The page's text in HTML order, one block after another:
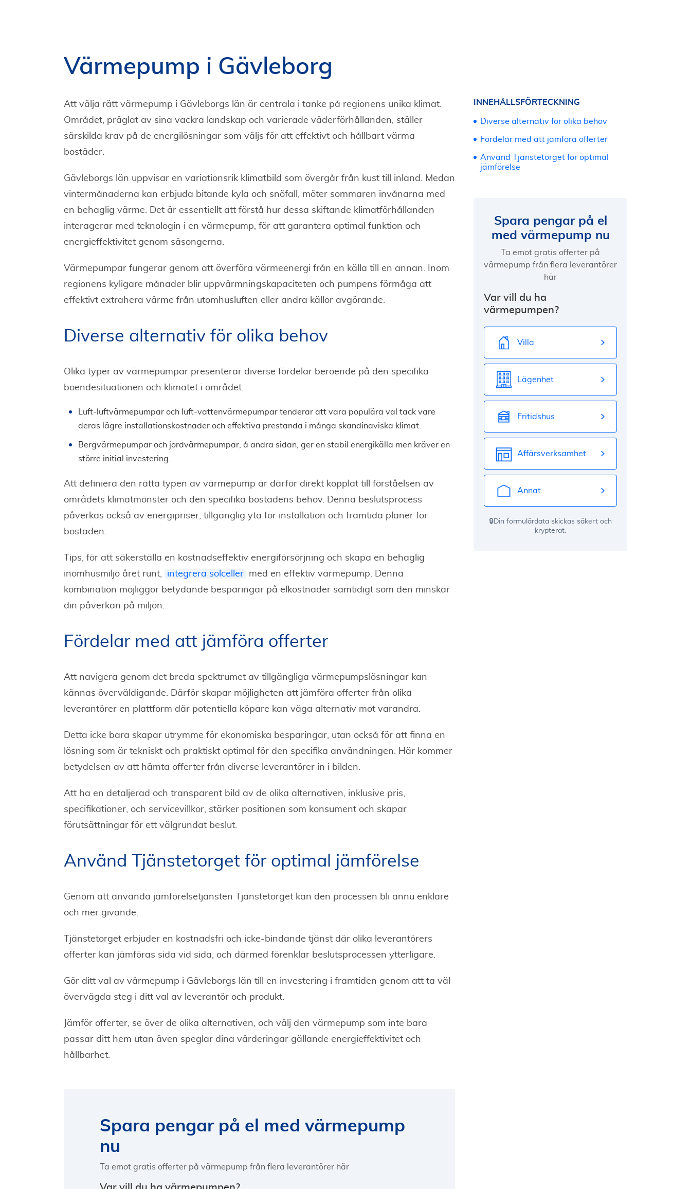
Värmepump i Gävleborg
Att välja rätt värmepump i Gävleborgs län är centrala i tanke på regionens unika klimat.
Området, präglat av sina vackra landskap och varierade väderförhållanden, ställer
särskilda krav på de energilösningar som väljs för att effektivt och hållbart värma
bostäder.
Gävleborgs län uppvisar en variationsrik klimatbild som övergår från kust till inland. Medan
vintermånaderna kan erbjuda bitande kyla och snöfall, möter sommaren invånarna med
en behaglig värme. Det är essentiellt att förstå hur dessa skiftande klimatförhållanden
interagerar med teknologin i en värmepump, för att garantera optimal funktion och
energieffektivitet genom säsongerna.
Värmepumpar fungerar genom att överföra värmeenergi från en källa till en annan. Inom
regionens kyligare månader blir uppvärmningskapaciteten och pumpens förmåga att
effektivt extrahera värme från utomhusluften eller andra källor avgörande.
Diverse alternativ för olika behov
Olika typer av värmepumpar presenterar diverse fördelar beroende på den specifika
boendesituationen och klimatet i området.
Luft-luftvärmepumpar och luft-vattenvärmepumpar tenderar att vara populära val tack vare
deras lägre installationskostnader och effektiva prestanda i många skandinaviska klimat.
Bergvärmepumpar och jordvärmepumpar, å andra sidan, ger en stabil energikälla men kräver en
större initial investering.
Att definiera den rätta typen av värmepump är därför direkt kopplat till förståelsen av
områdets klimatmönster och den specifika bostadens behov. Denna beslutsprocess
påverkas också av energipriser, tillgänglig yta för installation och framtida planer för
bostaden.
Tips, för att säkerställa en kostnadseffektiv energiförsörjning och skapa en behaglig
inomhusmiljö året runt,
integrera solceller
med en effektiv värmepump. Denna
kombination möjliggör betydande besparingar på elkostnader samtidigt som den minskar
din påverkan på miljön.
Fördelar med att jämföra offerter
Att navigera genom det breda spektrumet av tillgängliga värmepumpslösningar kan
kännas överväldigande. Därför skapar möjligheten att jämföra offerter från olika
leverantörer en plattform där potentiella köpare kan väga alternativ mot varandra.
Detta icke bara skapar utrymme för ekonomiska besparingar, utan också för att finna en
lösning som är tekniskt och praktiskt optimal för den specifika användningen. Här kommer
betydelsen av att hämta offerter från diverse leverantörer in i bilden.
Att ha en detaljerad och transparent bild av de olika alternativen, inklusive pris,
specifikationer, och servicevillkor, stärker positionen som konsument och skapar
förutsättningar för ett välgrundat beslut.
Använd Tjänstetorget för optimal jämförelse
Genom att använda jämförelsetjänsten Tjänstetorget kan den processen bli ännu enklare
och mer givande.
Tjänstetorget erbjuder en kostnadsfri och icke-bindande tjänst där olika leverantörers
offerter kan jämföras sida vid sida, och därmed förenklar beslutsprocessen ytterligare.
Gör ditt val av värmepump i Gävleborgs län till en investering i framtiden genom att ta väl
övervägda steg i ditt val av leverantör och produkt.
Jämför offerter, se över de olika alternativen, och välj den värmepump som inte bara
passar ditt hem utan även speglar dina värderingar gällande energieffektivitet och
hållbarhet.
Spara pengar på el med värmepump
nu
Ta emot gratis offerter på värmepump från flera leverantörer här
INNEHÅLLSFÖRTECKNING
Diverse alternativ för olika behov
Fördelar med att jämföra offerter
Använd Tjänstetorget för optimal
jämförelse
Spara pengar på el
med värmepump nu
Ta emot gratis offerter på
värmepump från flera leverantörer
här
Var vill du ha
värmepumpen?
Villa
Lägenhet
Fritidshus
Affärsverksamhet
Annat
🔒Din formulärdata skickas säkert och
krypterat.